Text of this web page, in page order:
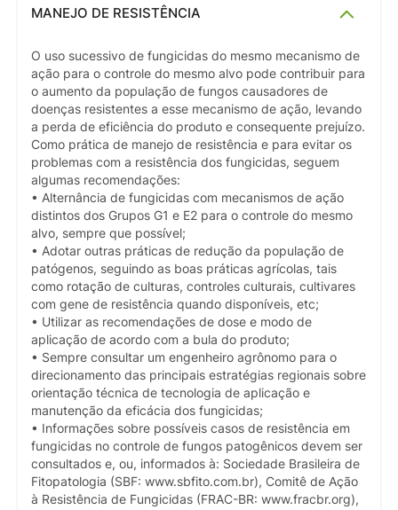
MANEJO DE RESISTÊNCIA
O uso sucessivo de fungicidas do mesmo mecanismo de
ação para o controle do mesmo alvo pode contribuir para
o aumento da população de fungos causadores de
doenças resistentes a esse mecanismo de ação, levando
a perda de eficiência do produto e consequente prejuízo.
Como prática de manejo de resistência e para evitar os
problemas com a resistência dos fungicidas, seguem
algumas recomendações:
• Alternância de fungicidas com mecanismos de ação
distintos dos Grupos G1 e E2 para o controle do mesmo
alvo, sempre que possível;
• Adotar outras práticas de redução da população de
patógenos, seguindo as boas práticas agrícolas, tais
como rotação de culturas, controles culturais, cultivares
com gene de resistência quando disponíveis, etc;
• Utilizar as recomendações de dose e modo de
aplicação de acordo com a bula do produto;
• Sempre consultar um engenheiro agrônomo para o
direcionamento das principais estratégias regionais sobre
orientação técnica de tecnologia de aplicação e
manutenção da eficácia dos fungicidas;
• Informações sobre possíveis casos de resistência em
fungicidas no controle de fungos patogênicos devem ser
consultados e, ou, informados à: Sociedade Brasileira de
Fitopatologia (SBF: www.sbfito.com.br), Comitê de Ação
à Resistência de Fungicidas (FRAC-BR: www.fracbr.org),